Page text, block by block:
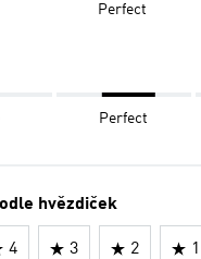
Perfect
Perfect
hvězdiček
4 3 2 1